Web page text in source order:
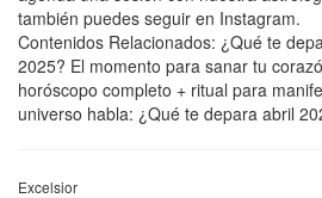
también puedes seguir en Instagram.
Contenidos Relacionados: ¿Qué te
2025? El momento para sanar tu
horóscopo completo + ritual para
universo habla: ¿Qué te depara abril
Excelsior